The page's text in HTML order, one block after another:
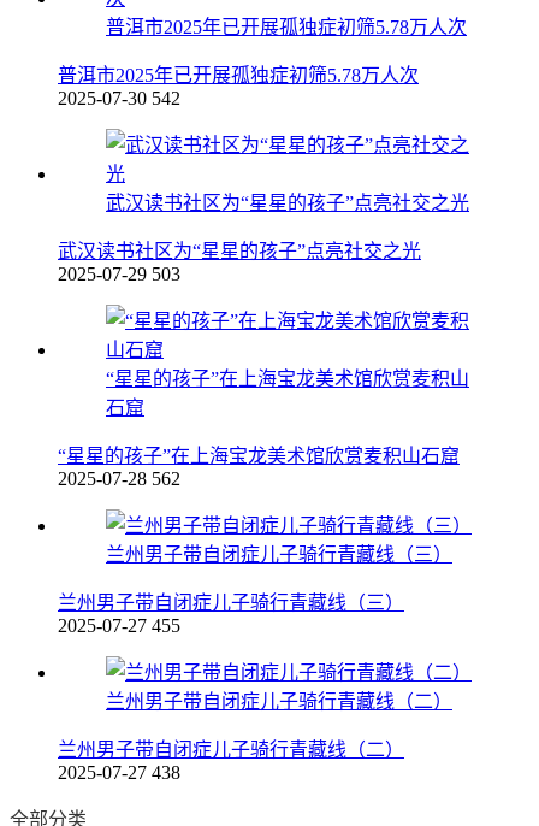
普洱市2025年已开展孤独症初筛5.78万人次
普洱市2025年已开展孤独症初筛5.78万人次
2025-07-30 542
武汉读书社区为“星星的孩子”点亮社交之光
武汉读书社区为“星星的孩子”点亮社交之光
2025-07-29 503
“星星的孩子”在上海宝龙美术馆欣赏麦积山
石窟
“星星的孩子”在上海宝龙美术馆欣赏麦积山石窟
2025-07-28 562
兰州男子带自闭症儿子骑行青藏线（三）
兰州男子带自闭症儿子骑行青藏线（三）
2025-07-27 455
兰州男子带自闭症儿子骑行青藏线（二）
兰州男子带自闭症儿子骑行青藏线（二）
2025-07-27 438
全部分类